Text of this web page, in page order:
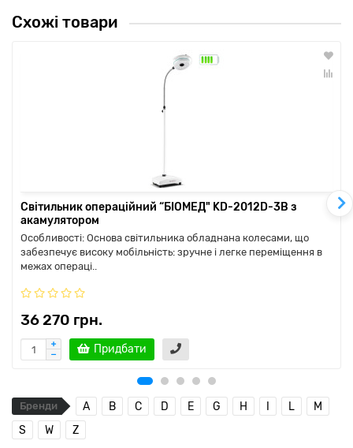
Схожі товари
Світильник операційний “БІОМЕД" KD-2012D-3В з
акамулятором
Особливості: Основа світильника обладнана колесами, що
забезпечує високу мобільність: зручне і легке переміщення в
межах операці..
36 270 грн.
Придбати
Бренди A B C D E G H I L
M
S
W Z